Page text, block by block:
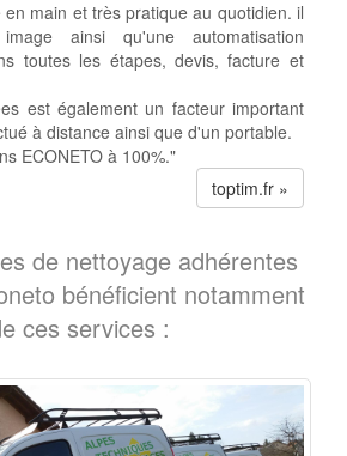
main et très pratique au quotidien. il
toutes les étapes, devis, facture et
est également un facteur important
à distance ainsi que d'un portable.
ECONETO à 100%."
toptim.fr »
de nettoyage adhérentes
bénéficient notamment
ces services :